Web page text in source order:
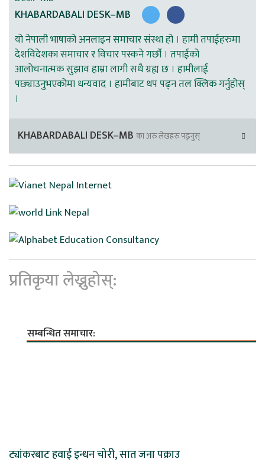
KHABARDABALI DESK–MB
यो नेपाली भाषाको अनलाइन समाचार संस्था हो । हामी तपाईहरुमा
देशविदेशका समाचार र विचार पस्कने गर्छौ । तपाईको
आलोचनात्मक सुझाव हाम्रा लागी सधै ग्रह्य छ । हामीलाई
पछ्याउनुभएकोमा धन्यवाद । हामीबाट थप पढ्न तल क्लिक गर्नुहोस्
।
KHABARDABALI DESK–MB का अरु लेखहरु पढ्नुस्
प्रतिकृया लेख्नुहोस्:
सम्बन्धित समाचार:
ट्यांकरबाट हवाई इन्धन चोरी, सात जना पक्राउ